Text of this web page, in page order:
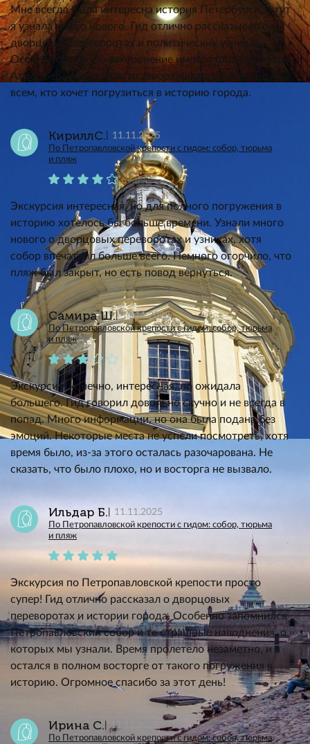
Мне всегда была интересна история Петербурга, и тут
я узнала много нового. Гид отлично рассказывал о
дворцовых переворотах и политических узниках.
Особенно тронуло захоронение императоров в соборе.
Атмосфера места просто завораживает! Рекомендую
всем, кто хочет погрузиться в историю города.
КириллС. 11.11.2025
По Петропавловской крепости с гидом: собор, тюрьма
и пляж
Экскурсия интересная, но для полного погружения в
историю хотелось бы больше времени. Узнали много
нового о дворцовых переворотах и узниках, хотя
собор впечатлил больше всего. Немного огорчило, что
пляж был закрыт, но есть повод вернуться.
Самира Ш. 11.11.2025
По Петропавловской крепости с гидом: собор, тюрьма
и пляж
Экскурсия, конечно, интересная, но ожидала
большего. Гид говорил довольно скучно и не всегда в
попад. Много информации, но она была подана без
эмоций. Некоторые места не успели посмотреть, хотя
время было, из-за этого осталась разочарована. Не
сказать, что было плохо, но и восторга не вызвало.
Ильдар Б. 11.11.2025
По Петропавловской крепости с гидом: собор, тюрьма
и пляж
Экскурсия по Петропавловской крепости просто
супер! Гид отлично рассказал о дворцовых
переворотах и истории города. Особенно запомнился
Петропавловский собор и те страшные наводнения, о
которых мы узнали. Время пролетело незаметно, и я
остался в полном восторге от такого погружения в
историю. Огромное спасибо за этот день!
Ирина С. 11.11.2025
По Петропавловской крепости с гидом: собор, тюрьма